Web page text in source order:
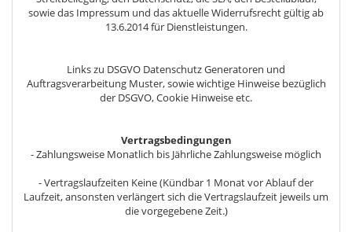
sowie das Impressum und das aktuelle Widerrufsrecht gültig ab
13.6.2014 für Dienstleistungen.
Links zu DSGVO Datenschutz Generatoren und
Auftragsverarbeitung Muster, sowie wichtige Hinweise bezüglich
der DSGVO, Cookie Hinweise etc.
Vertragsbedingungen
- Zahlungsweise Monatlich bis Jährliche Zahlungsweise möglich
- Vertragslaufzeiten Keine (Kündbar 1 Monat vor Ablauf der
Laufzeit, ansonsten verlängert sich die Vertragslaufzeit jeweils um
die vorgegebene Zeit.)